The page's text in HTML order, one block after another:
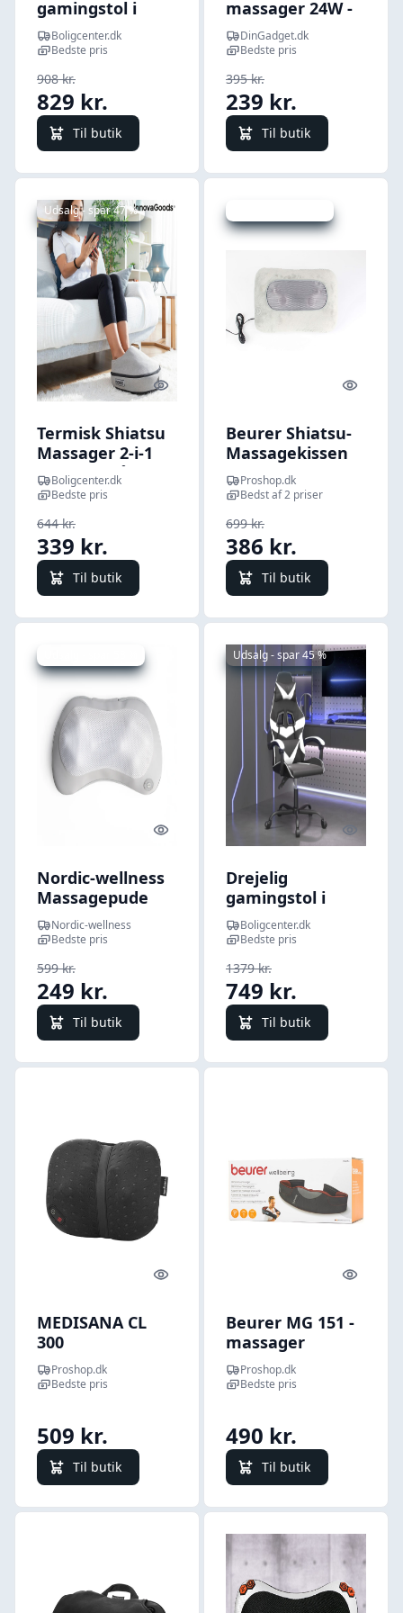
gamingstol i
kunstlæder -
sort/camouflage
massagepude
Boligcenter.dk
Bedste pris
908 kr.
829 kr.
Til butik
massager 24W -
massagepude
DinGadget.dk
Bedste pris
395 kr.
239 kr.
Til butik
Udsalg - spar 47 %
Quick look
Termisk Shiatsu
Massager 2-i-1
Futsa - (grå)
Boligcenter.dk
Bedste pris
644 kr.
339 kr.
Til butik
Quick
Beurer Shiatsu-
Massagekissen
MG 145
Proshop.dk
Bedst af 2 priser
699 kr.
386 kr.
Til butik
Quick look
Nordic-wellness
Massagepude
med varme - 1
stk
Nordic-wellness
Bedste pris
599 kr.
249 kr.
Til butik
Udsalg - spar 45 %
Quick
Drejelig
gamingstol i
kunstlæder -
sort/hvid med
lænefunktion
Boligcenter.dk
Bedste pris
1379 kr.
749 kr.
Til butik
Quick look
MEDISANA CL
300
Proshop.dk
Bedste pris
509 kr.
Til butik
Quick
Beurer MG 151 -
massager
Proshop.dk
Bedste pris
490 kr.
Til butik